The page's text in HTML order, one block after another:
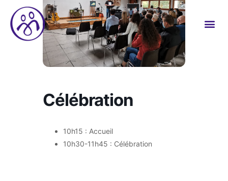
Célébration
10h15 : Accueil
10h30-11h45 : Célébration